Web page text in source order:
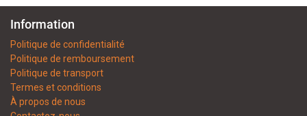
Information
Politique de confidentialité
Politique de remboursement
Politique de transport
Termes et conditions
À propos de nous